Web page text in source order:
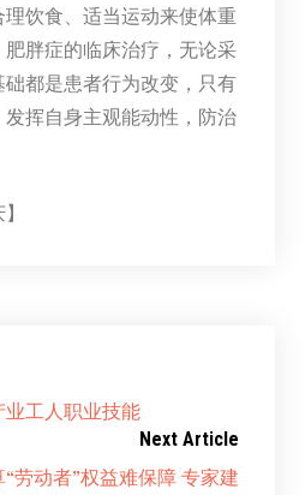
饮食、适当运动来使体重
胖症的临床治疗，无论采
都是患者行为改变，只有
挥自身主观能动性，防治
工人职业技能
Next Article
劳动者”权益难保障 专家建